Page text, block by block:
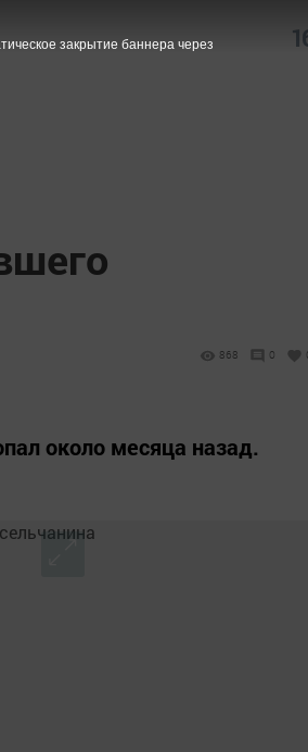
868 0
около месяца назад.
закрытие баннера через